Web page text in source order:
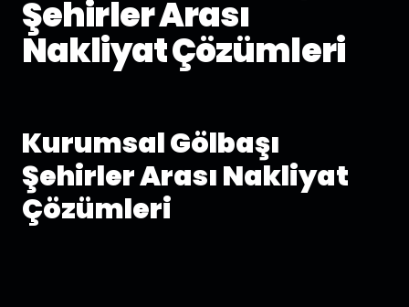
Şehirler Arası
Nakliyat Çözümleri
Kurumsal Gölbaşı
Şehirler Arası Nakliyat
Çözümleri